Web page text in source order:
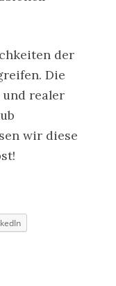
der
Die
realer
wir diese